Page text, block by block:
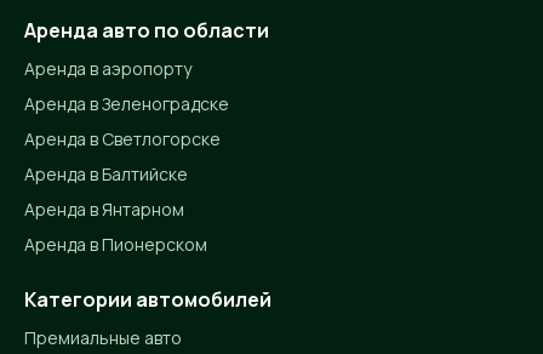
Аренда авто по области
Аренда в аэропорту
Аренда в Зеленоградске
Аренда в Светлогорске
Аренда в Балтийске
Аренда в Янтарном
Аренда в Пионерском
Категории автомобилей
Премиальные авто